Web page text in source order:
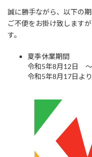
誠に勝手ながら、以下の
ご不便をお掛け致します
す。
夏季休業期間
令和5年8月12日
令和5年8月17日よ